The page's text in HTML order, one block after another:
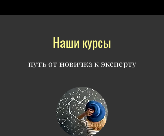
Наши курсы
путь от новичка к эксперту